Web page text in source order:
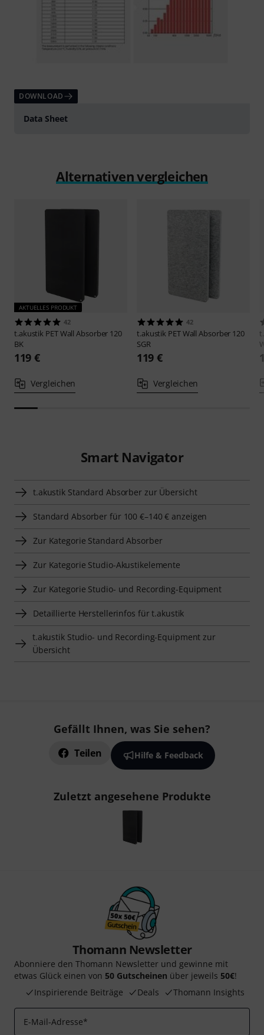
DOWNLOAD
Data Sheet
Alternativen vergleichen
AKTUELLES PRODUKT
42
t.akustik PET Wall Absorber 120
BK
119 €
Vergleichen
42
t.akustik PET Wall Absorber 120
SGR
119 €
Vergleichen
Smart Navigator
t.akustik Standard Absorber zur Übersicht
Standard Absorber für 100 €–140 € anzeigen
Zur Kategorie Standard Absorber
Zur Kategorie Studio-Akustikelemente
Zur Kategorie Studio- und Recording-Equipment
Detaillierte Herstellerinfos für t.akustik
t.akustik Studio- und Recording-Equipment zur
Übersicht
Gefällt Ihnen, was Sie sehen?
Teilen Hilfe & Feedback
Zuletzt angesehene Produkte
Thomann Newsletter
Abonniere den Thomann Newsletter und gewinne mit
etwas Glück einen von 50 Gutscheinen über jeweils 50€!
Inspirierende Beiträge
Deals Thomann Insights
E-Mail-Adresse*